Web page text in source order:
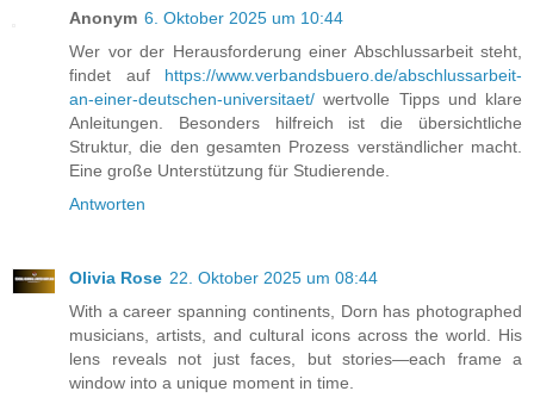
Anonym 6. Oktober 2025 um 10:44
Wer vor der Herausforderung einer Abschlussarbeit steht,
findet auf https://www.verbandsbuero.de/abschlussarbeit-
an-einer-deutschen-universitaet/ wertvolle Tipps und klare
Anleitungen. Besonders hilfreich ist die übersichtliche
Struktur, die den gesamten Prozess verständlicher macht.
Eine große Unterstützung für Studierende.
Antworten
Olivia Rose 22. Oktober 2025 um 08:44
With a career spanning continents, Dorn has photographed
musicians, artists, and cultural icons across the world. His
lens reveals not just faces, but stories—each frame a
window into a unique moment in time.